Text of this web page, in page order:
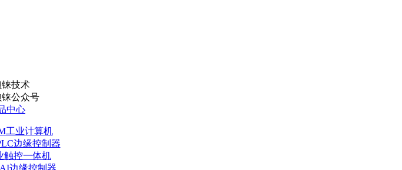
公众号
中心
工业计算机
边缘控制器
触控一体机
边缘控制器